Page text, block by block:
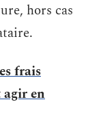
hors cas
frais
agir en